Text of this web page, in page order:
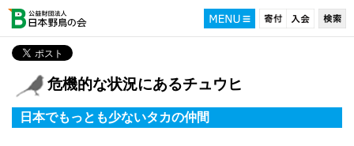
危機的な状況にあるチュウヒ
日本でもっとも少ないタカの仲間